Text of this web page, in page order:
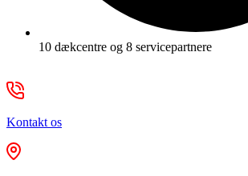
10 dækcentre og 8 servicepartnere
Kontakt os